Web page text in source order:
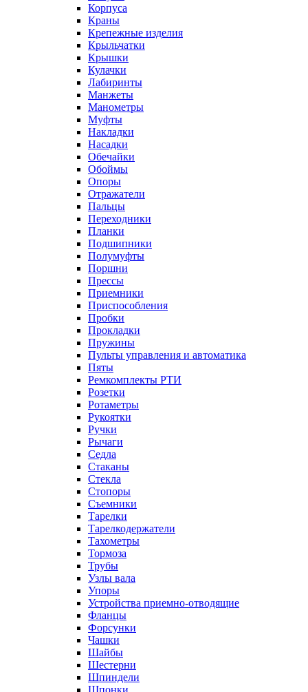
Корпуса
Краны
Крепежные изделия
Крыльчатки
Крышки
Кулачки
Лабиринты
Манжеты
Манометры
Муфты
Накладки
Насадки
Обечайки
Обоймы
Опоры
Отражатели
Пальцы
Переходники
Планки
Подшипники
Полумуфты
Поршни
Прессы
Приемники
Приспособления
Пробки
Прокладки
Пружины
Пульты управления и автоматика
Пяты
Ремкомплекты РТИ
Розетки
Ротаметры
Рукоятки
Ручки
Рычаги
Седла
Стаканы
Стекла
Стопоры
Съемники
Тарелки
Тарелкодержатели
Тахометры
Тормоза
Трубы
Узлы вала
Упоры
Устройства приемно-отводящие
Фланцы
Форсунки
Чашки
Шайбы
Шестерни
Шпиндели
Шпонки